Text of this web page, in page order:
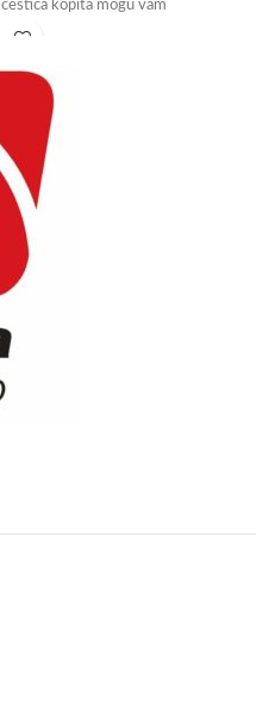
čestica kopita mogu vam